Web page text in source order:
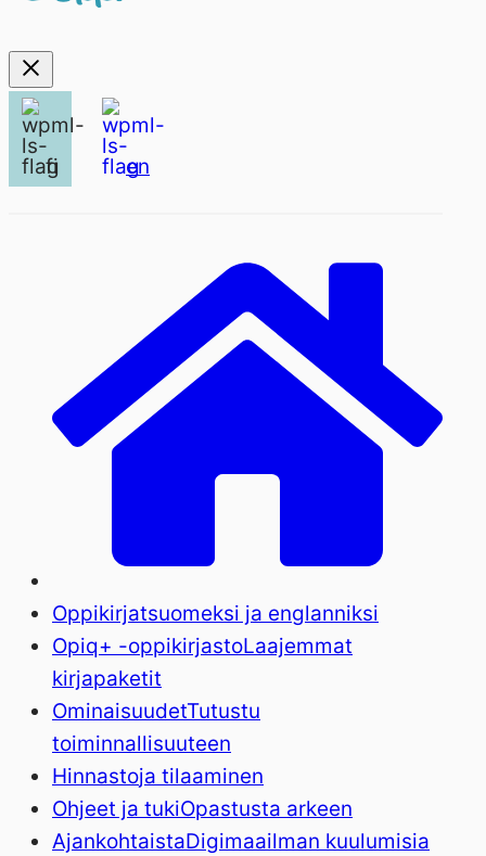
fi en
Oppikirjatsuomeksi ja englanniksi
Opiq+ -oppikirjastoLaajemmat
kirjapaketit
OminaisuudetTutustu
toiminnallisuuteen
Hinnastoja tilaaminen
Ohjeet ja tukiOpastusta arkeen
AjankohtaistaDigimaailman kuulumisia